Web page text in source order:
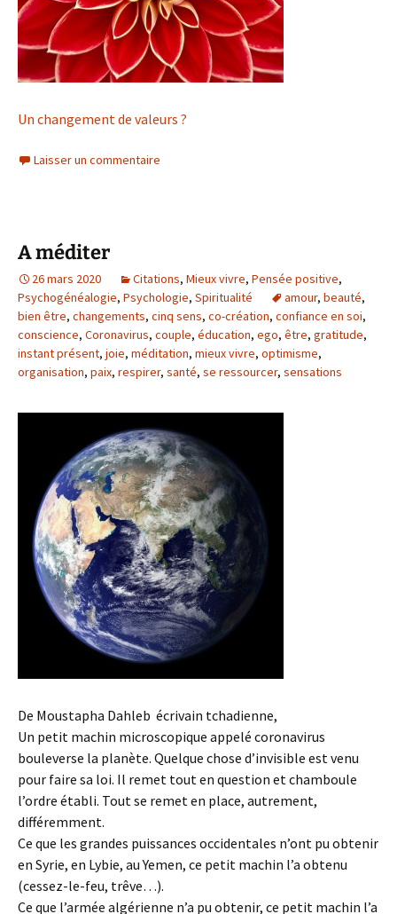
Un changement de valeurs ?
Laisser un commentaire
A méditer
26 mars 2020 Citations, Mieux vivre, Pensée positive,
Psychogénéalogie, Psychologie, Spiritualité amour, beauté,
bien être, changements, cinq sens, co-création, confiance en soi,
conscience, Coronavirus, couple, éducation, ego, être, gratitude,
instant présent, joie, méditation, mieux vivre, optimisme,
organisation, paix, respirer, santé, se ressourcer, sensations
De Moustapha Dahleb écrivain tchadienne,
Un petit machin microscopique appelé coronavirus
bouleverse la planète. Quelque chose d’invisible est venu
pour faire sa loi. Il remet tout en question et chamboule
l’ordre établi. Tout se remet en place, autrement,
différemment.
Ce que les grandes puissances occidentales n’ont pu obtenir
en Syrie, en Lybie, au Yemen, ce petit machin l’a obtenu
(cessez-le-feu, trêve…).
Ce que l’armée algérienne n’a pu obtenir, ce petit machin l’a